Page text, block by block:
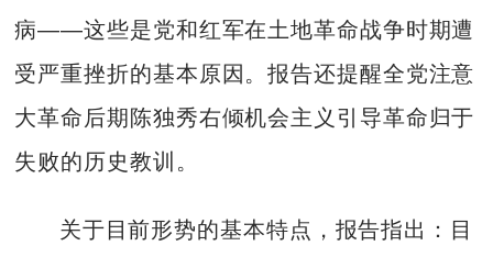
病——这些是党和红军在土地革命战争时期遭
受严重挫折的基本原因。报告还提醒全党注意
大革命后期陈独秀右倾机会主义引导革命归于
失败的历史教训。
关于目前形势的基本特点，报告指出：目